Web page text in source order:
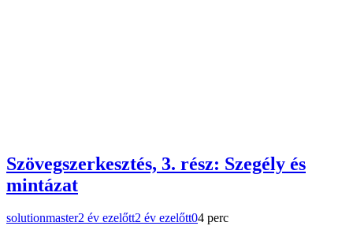
Szövegszerkesztés, 3. rész: Szegély és
mintázat
solutionmaster2 év ezelőtt2 év ezelőtt04 perc